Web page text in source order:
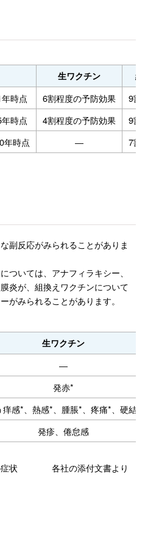
生ワクチン
時点 6割程度の予防効果
9割
時点
4割程度の予防効果
9割
年時点
― 7割
副反応がみられることがありま
ついては、アナフィラキシー、
炎が、組換えワクチンについて
がみられることがあります。
生ワクチン
―
発赤*
痒感*、熱感*、腫脹*、疼痛*、硬結*
発疹、倦怠感
の症状 各社の添付文書より